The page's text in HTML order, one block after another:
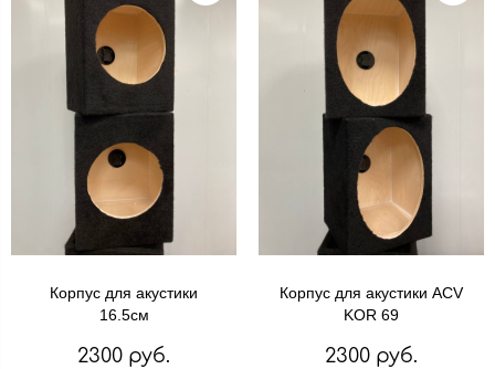
Корпус для акустики
16.5см
2300 руб.
Корпус для акустики ACV
KOR 69
2300 руб.